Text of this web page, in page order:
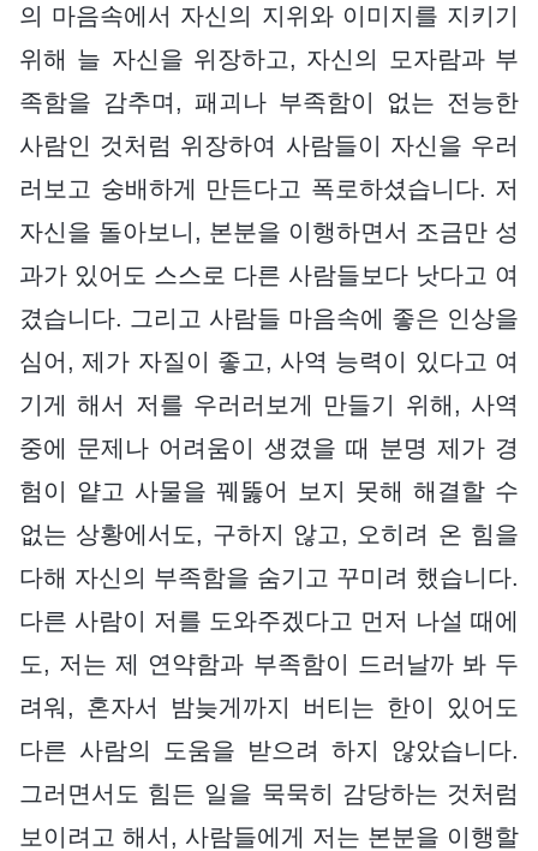
의 마음속에서 자신의 지위와 이미지를 지키기
위해 늘 자신을 위장하고, 자신의 모자람과 부
족함을 감추며, 패괴나 부족함이 없는 전능한
사람인 것처럼 위장하여 사람들이 자신을 우러
러보고 숭배하게 만든다고 폭로하셨습니다. 저
자신을 돌아보니, 본분을 이행하면서 조금만 성
과가 있어도 스스로 다른 사람들보다 낫다고 여
겼습니다. 그리고 사람들 마음속에 좋은 인상을
심어, 제가 자질이 좋고, 사역 능력이 있다고 여
기게 해서 저를 우러러보게 만들기 위해, 사역
중에 문제나 어려움이 생겼을 때 분명 제가 경
험이 얕고 사물을 꿰뚫어 보지 못해 해결할 수
없는 상황에서도, 구하지 않고, 오히려 온 힘을
다해 자신의 부족함을 숨기고 꾸미려 했습니다.
다른 사람이 저를 도와주겠다고 먼저 나설 때에
도, 저는 제 연약함과 부족함이 드러날까 봐 두
려워, 혼자서 밤늦게까지 버티는 한이 있어도
다른 사람의 도움을 받으려 하지 않았습니다.
그러면서도 힘든 일을 묵묵히 감당하는 것처럼
보이려고 해서, 사람들에게 저는 본분을 이행할